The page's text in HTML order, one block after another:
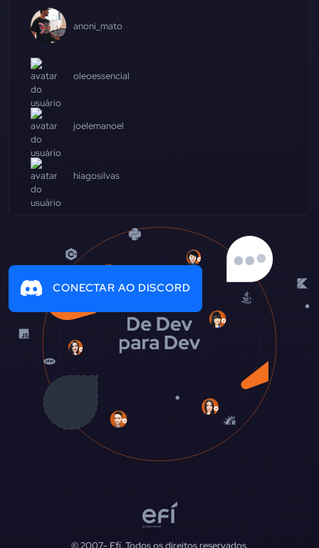
anoni_mato
oleoessencial
joelemanoel
hiagosilvas
CONECTAR AO DISCORD